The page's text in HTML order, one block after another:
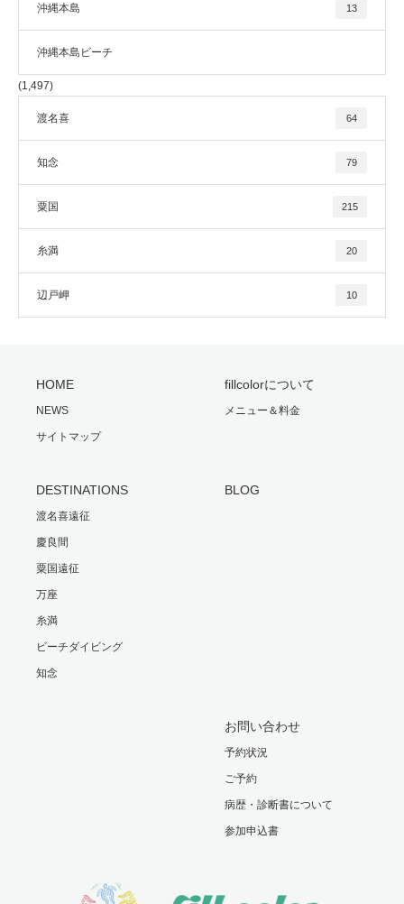
沖縄本島 13
沖縄本島ビーチ
(1,497)
渡名喜 64
知念 79
粟国 215
糸満 20
辺戸岬 10
HOME
NEWS
サイトマップ
fillcolorについて
メニュー＆料金
DESTINATIONS
渡名喜遠征
慶良間
粟国遠征
万座
糸満
ビーチダイビング
知念
BLOG
お問い合わせ
予約状況
ご予約
病歴・診断書について
参加申込書